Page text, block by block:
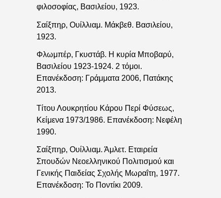
φιλοσοφίας, Βασιλείου, 1923.
Σαίξπηρ, Ουίλλιαμ. Μάκβεθ. Βασιλείου,
1923.
Φλωμπέρ, Γκυστάβ. Η κυρία Μποβαρύ,
Βασιλείου 1923-1924. 2 τόμοι.
Επανέκδοση: Γράμματα 2006, Πατάκης
2013.
Τίτου Λουκρητίου Κάρου Περί Φύσεως,
Κείμενα 1973/1986. Επανέκδοση: Νεφέλη
1990.
Σαίξπηρ, Ουίλλιαμ. Άμλετ. Εταιρεία
Σπουδών Νεοελληνικού Πολιτισμού και
Γενικής Παιδείας Σχολής Μωραΐτη, 1977.
Επανέκδοση: Το Ποντίκι 2009.